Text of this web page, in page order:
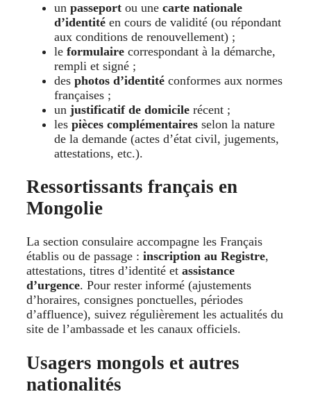
un passeport ou une carte nationale
d’identité en cours de validité (ou répondant
aux conditions de renouvellement) ;
le formulaire correspondant à la démarche,
rempli et signé ;
des photos d’identité conformes aux normes
françaises ;
un justificatif de domicile récent ;
les pièces complémentaires selon la nature
de la demande (actes d’état civil, jugements,
attestations, etc.).
Ressortissants français en
Mongolie
La section consulaire accompagne les Français
établis ou de passage : inscription au Registre,
attestations, titres d’identité et assistance
d’urgence. Pour rester informé (ajustements
d’horaires, consignes ponctuelles, périodes
d’affluence), suivez régulièrement les actualités du
site de l’ambassade et les canaux officiels.
Usagers mongols et autres
nationalités